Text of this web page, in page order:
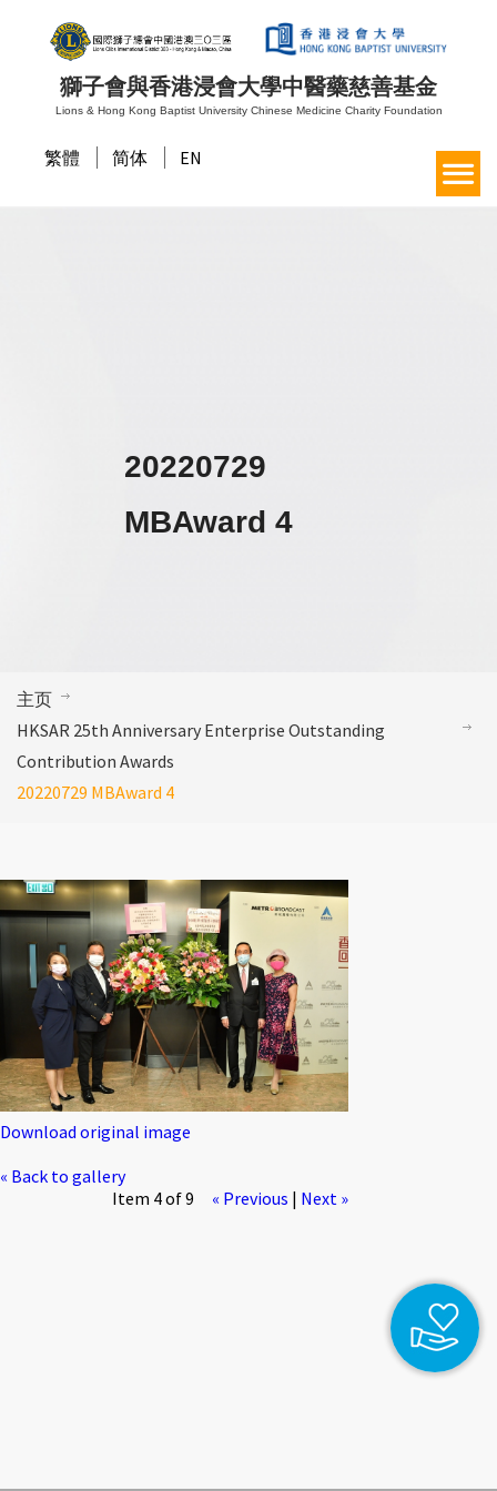
獅子會與香港浸會大學中醫藥慈善基金
Lions & Hong Kong Baptist University Chinese Medicine Charity Foundation
繁體 简体 EN
20220729
MBAward 4
主页
HKSAR 25th Anniversary Enterprise Outstanding
Contribution Awards
20220729 MBAward 4
Download original image
« Back to gallery
Item 4 of 9
« Previous | Next »